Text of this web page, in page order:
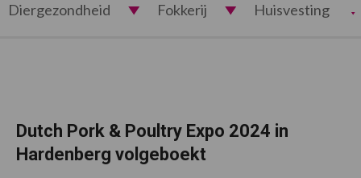
Diergezondheid Fokkerij Huisvesting
Dutch Pork & Poultry Expo 2024 in
Hardenberg volgeboekt